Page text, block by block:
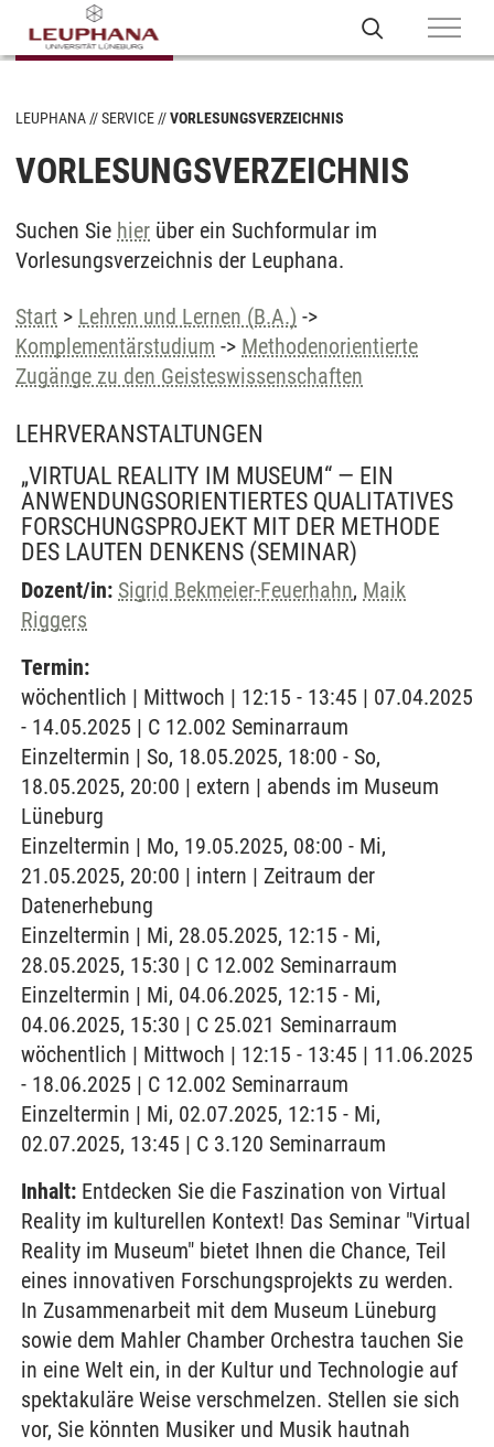
LEUPHANA SERVICE VORLESUNGSVERZEICHNIS
VORLESUNGSVERZEICHNIS
Suchen Sie hier über ein Suchformular im
Vorlesungsverzeichnis der Leuphana.
Start > Lehren und Lernen (B.A.) ->
Komplementärstudium -> Methodenorientierte
Zugänge zu den Geisteswissenschaften
LEHRVERANSTALTUNGEN
„VIRTUAL REALITY IM MUSEUM“ — EIN
ANWENDUNGSORIENTIERTES QUALITATIVES
FORSCHUNGSPROJEKT MIT DER METHODE
DES LAUTEN DENKENS (SEMINAR)
Dozent/in: Sigrid Bekmeier-Feuerhahn, Maik
Riggers
Termin:
wöchentlich | Mittwoch | 12:15 - 13:45 | 07.04.2025
- 14.05.2025 | C 12.002 Seminarraum
Einzeltermin | So, 18.05.2025, 18:00 - So,
18.05.2025, 20:00 | extern | abends im Museum
Lüneburg
Einzeltermin | Mo, 19.05.2025, 08:00 - Mi,
21.05.2025, 20:00 | intern | Zeitraum der
Datenerhebung
Einzeltermin | Mi, 28.05.2025, 12:15 - Mi,
28.05.2025, 15:30 | C 12.002 Seminarraum
Einzeltermin | Mi, 04.06.2025, 12:15 - Mi,
04.06.2025, 15:30 | C 25.021 Seminarraum
wöchentlich | Mittwoch | 12:15 - 13:45 | 11.06.2025
- 18.06.2025 | C 12.002 Seminarraum
Einzeltermin | Mi, 02.07.2025, 12:15 - Mi,
02.07.2025, 13:45 | C 3.120 Seminarraum
Inhalt: Entdecken Sie die Faszination von Virtual
Reality im kulturellen Kontext! Das Seminar "Virtual
Reality im Museum" bietet Ihnen die Chance, Teil
eines innovativen Forschungsprojekts zu werden.
In Zusammenarbeit mit dem Museum Lüneburg
sowie dem Mahler Chamber Orchestra tauchen Sie
in eine Welt ein, in der Kultur und Technologie auf
spektakuläre Weise verschmelzen. Stellen sie sich
vor, Sie könnten Musiker und Musik hautnah